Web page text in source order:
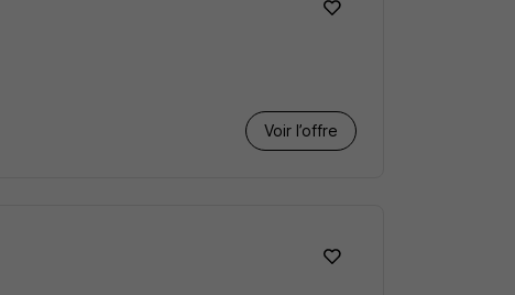
Voir l’offre